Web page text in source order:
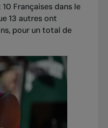
Françaises dans le
13 autres ont
pour un total de